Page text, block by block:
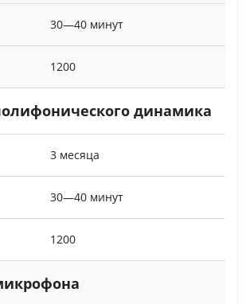
30—40 минут
1200
динамика
3 месяца
30—40 минут
1200